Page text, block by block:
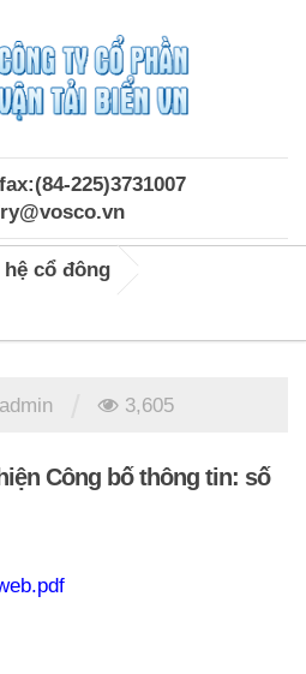
fax:(84-225)3731007
hệ cổ đông
admin 3,605
Công bố thông tin: số